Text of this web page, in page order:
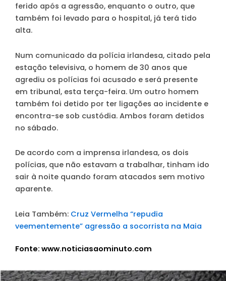
ferido após a agressão, enquanto o outro, que
também foi levado para o hospital, já terá tido
alta.
Num comunicado da polícia irlandesa, citado pela
estação televisiva, o homem de 30 anos que
agrediu os polícias foi acusado e será presente
em tribunal, esta terça-feira. Um outro homem
também foi detido por ter ligações ao incidente e
encontra-se sob custódia. Ambos foram detidos
no sábado.
De acordo com a imprensa irlandesa, os dois
polícias, que não estavam a trabalhar, tinham ido
sair à noite quando foram atacados sem motivo
aparente.
Leia Também: Cruz Vermelha “repudia
veementemente” agressão a socorrista na Maia
Fonte: www.noticiasaominuto.com